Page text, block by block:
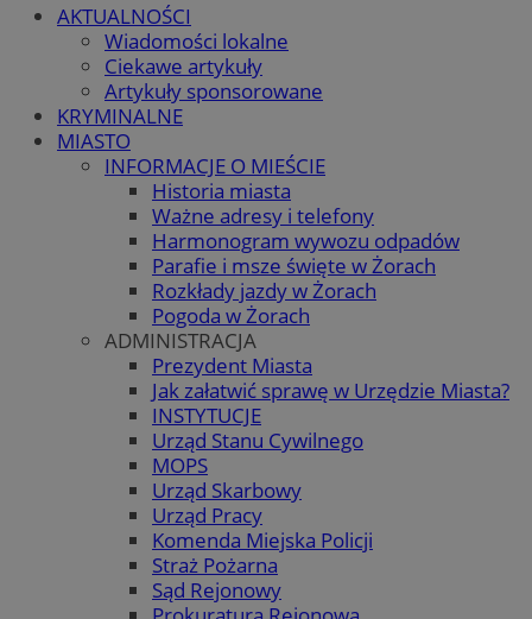
AKTUALNOŚCI
Wiadomości lokalne
Ciekawe artykuły
Artykuły sponsorowane
KRYMINALNE
MIASTO
INFORMACJE O MIEŚCIE
Historia miasta
Ważne adresy i telefony
Harmonogram wywozu odpadów
Parafie i msze święte w Żorach
Rozkłady jazdy w Żorach
Pogoda w Żorach
ADMINISTRACJA
Prezydent Miasta
Jak załatwić sprawę w Urzędzie Miasta?
INSTYTUCJE
Urząd Stanu Cywilnego
MOPS
Urząd Skarbowy
Urząd Pracy
Komenda Miejska Policji
Straż Pożarna
Sąd Rejonowy